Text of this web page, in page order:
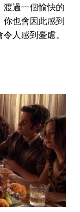
渡過一個愉快的
你也會因此感到
人感到憂慮。